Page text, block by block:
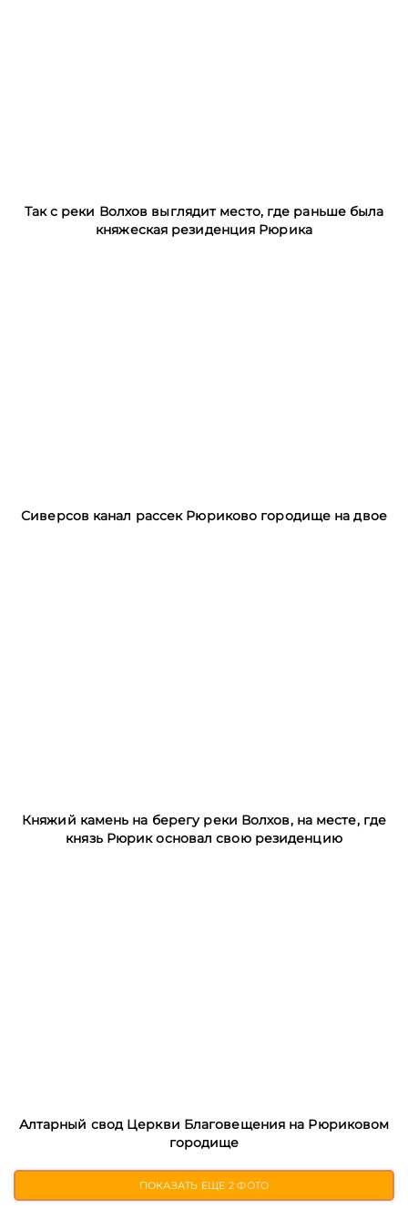
Так с реки Волхов выглядит место, где раньше была
княжеская резиденция Рюрика
Сиверсов канал рассек Рюриково городище на двое
Княжий камень на берегу реки Волхов, на месте, где
князь Рюрик основал свою резиденцию
Алтарный свод Церкви Благовещения на Рюриковом
городище
ПОКАЗАТЬ ЕЩЕ 2 ФОТО